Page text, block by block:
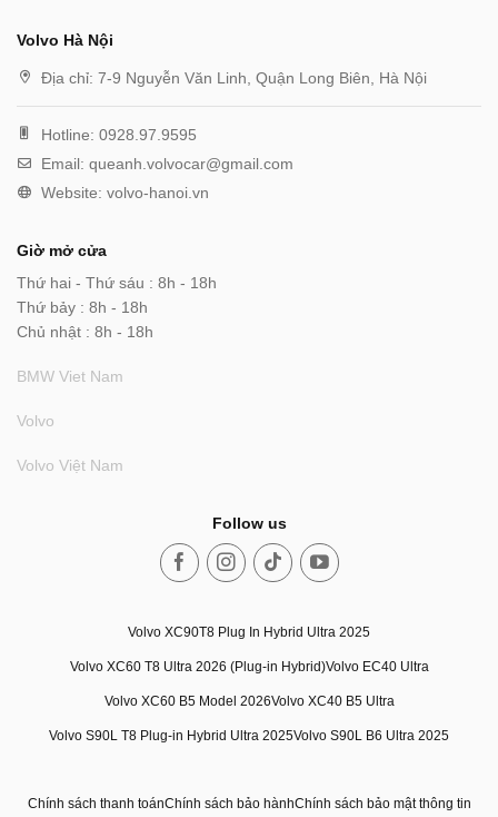
Volvo Hà Nội
Địa chỉ: 7-9 Nguyễn Văn Linh, Quận Long Biên, Hà Nội
Hotline: 0928.97.9595
Email: queanh.volvocar@gmail.com
Website: volvo-hanoi.vn
Volvo XC90T8 Plug In Hybrid Ultra 2025
Volvo XC60 T8 Ultra 2026 (Plug-in Hybrid)Volvo EC40 Ultra
Volvo XC60 B5 Model 2026Volvo XC40 B5 Ultra
Volvo S90L T8 Plug-in Hybrid Ultra 2025Volvo S90L B6 Ultra 2025
Chính sách thanh toánChính sách bảo hànhChính sách bảo mật thông tin
Giờ mở cửa
Thứ hai - Thứ sáu : 8h - 18h
Thứ bảy : 8h - 18h
Chủ nhật : 8h - 18h
BMW Viet Nam
Volvo
Volvo Việt Nam
Follow us